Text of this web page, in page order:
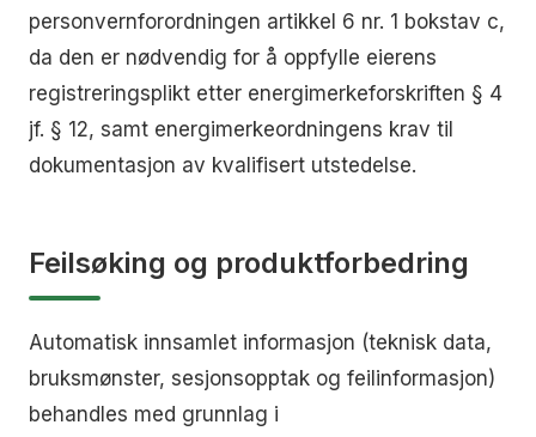
personvernforordningen artikkel 6 nr. 1 bokstav c,
da den er nødvendig for å oppfylle eierens
registreringsplikt etter energimerkeforskriften § 4
jf. § 12, samt energimerkeordningens krav til
dokumentasjon av kvalifisert utstedelse.
Feilsøking og produktforbedring
Automatisk innsamlet informasjon (teknisk data,
bruksmønster, sesjonsopptak og feilinformasjon)
behandles med grunnlag i